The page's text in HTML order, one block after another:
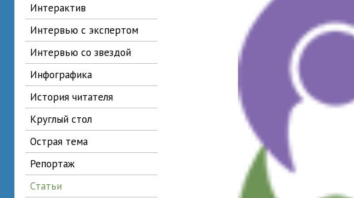
интерактив
интервью с экспертом
интервью со звездой
инфографика
история читателя
круглый стол
острая тема
репортаж
статьи